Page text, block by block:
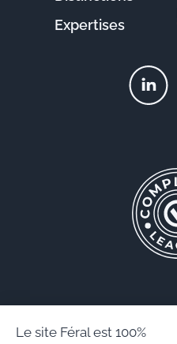
Expertises
Le site Féral est 100%